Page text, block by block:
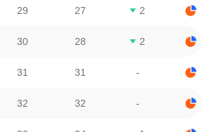
29 27 2
30 28 2
31 31 -
32 32 -